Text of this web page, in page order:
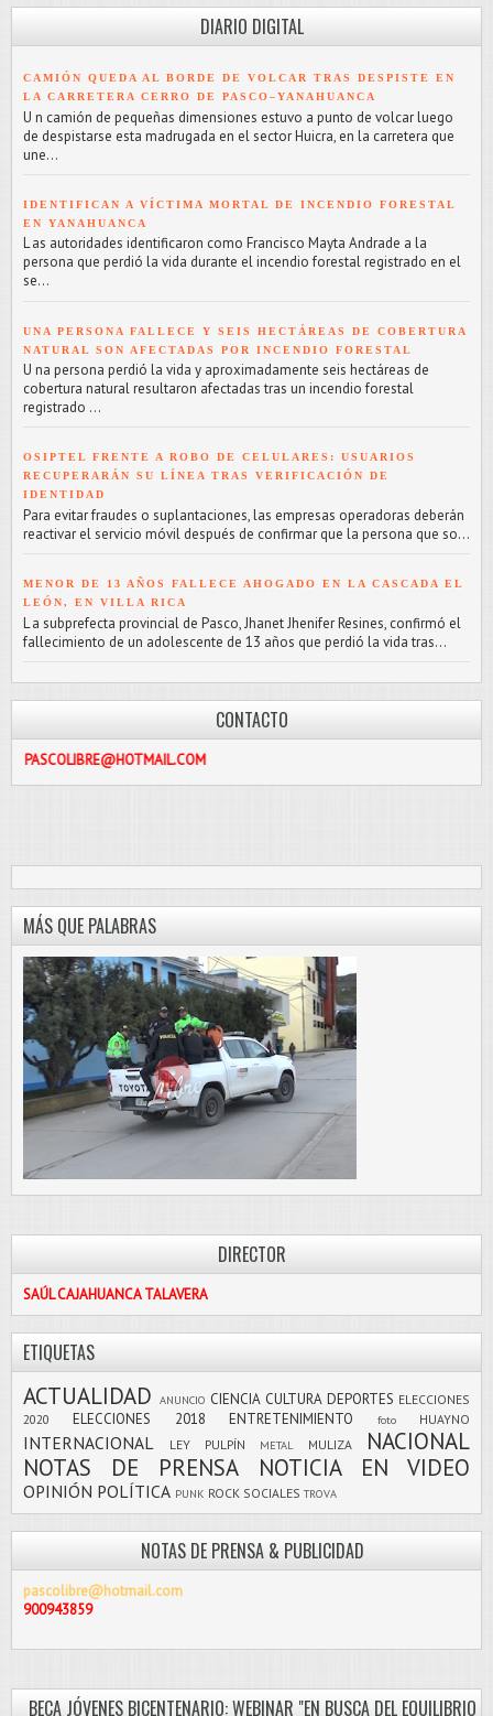
DIARIO DIGITAL
CAMIÓN QUEDA AL BORDE DE VOLCAR TRAS DESPISTE EN
LA CARRETERA CERRO DE PASCO–YANAHUANCA
U n camión de pequeñas dimensiones estuvo a punto de volcar luego
de despistarse esta madrugada en el sector Huicra, en la carretera que
une...
IDENTIFICAN A VÍCTIMA MORTAL DE INCENDIO FORESTAL
EN YANAHUANCA
L as autoridades identificaron como Francisco Mayta Andrade a la
persona que perdió la vida durante el incendio forestal registrado en el
se...
UNA PERSONA FALLECE Y SEIS HECTÁREAS DE COBERTURA
NATURAL SON AFECTADAS POR INCENDIO FORESTAL
U na persona perdió la vida y aproximadamente seis hectáreas de
cobertura natural resultaron afectadas tras un incendio forestal
registrado ...
OSIPTEL FRENTE A ROBO DE CELULARES: USUARIOS
RECUPERARÁN SU LÍNEA TRAS VERIFICACIÓN DE
IDENTIDAD
Para evitar fraudes o suplantaciones, las empresas operadoras deberán
reactivar el servicio móvil después de confirmar que la persona que so...
MENOR DE 13 AÑOS FALLECE AHOGADO EN LA CASCADA EL
LEÓN, EN VILLA RICA
L a subprefecta provincial de Pasco, Jhanet Jhenifer Resines, confirmó el
fallecimiento de un adolescente de 13 años que perdió la vida tras...
CONTACTO
MÁS QUE PALABRAS
DIRECTOR
SAÚL CAJAHUANCA TALAVERA
ETIQUETAS
ACTUALIDAD ANUNCIO CIENCIA CULTURA DEPORTES ELECCIONES
2020
ELECCIONES 2018 ENTRETENIMIENTO foto HUAYNO
INTERNACIONAL LEY PULPÍN METAL MULIZA
NACIONAL
NOTAS DE PRENSA
NOTICIA EN VIDEO
OPINIÓN POLÍTICA PUNK ROCK SOCIALES TROVA
NOTAS DE PRENSA & PUBLICIDAD
pascolibre@hotmail.com
900943859
BECA JÓVENES BICENTENARIO: WEBINAR "EN BUSCA DEL EQUILIBRIO